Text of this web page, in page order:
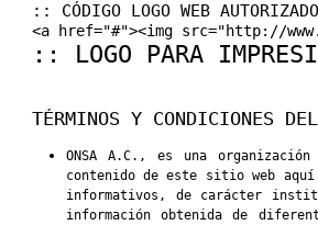
:: CÓDIGO LOGO WEB
<a href="#"><img src="http://
:: LOGO PARA
TÉRMINOS Y CONDICIONES
ONSA A.C., es una
contenido de este sitio web
informativos, de carácter
información obtenida de